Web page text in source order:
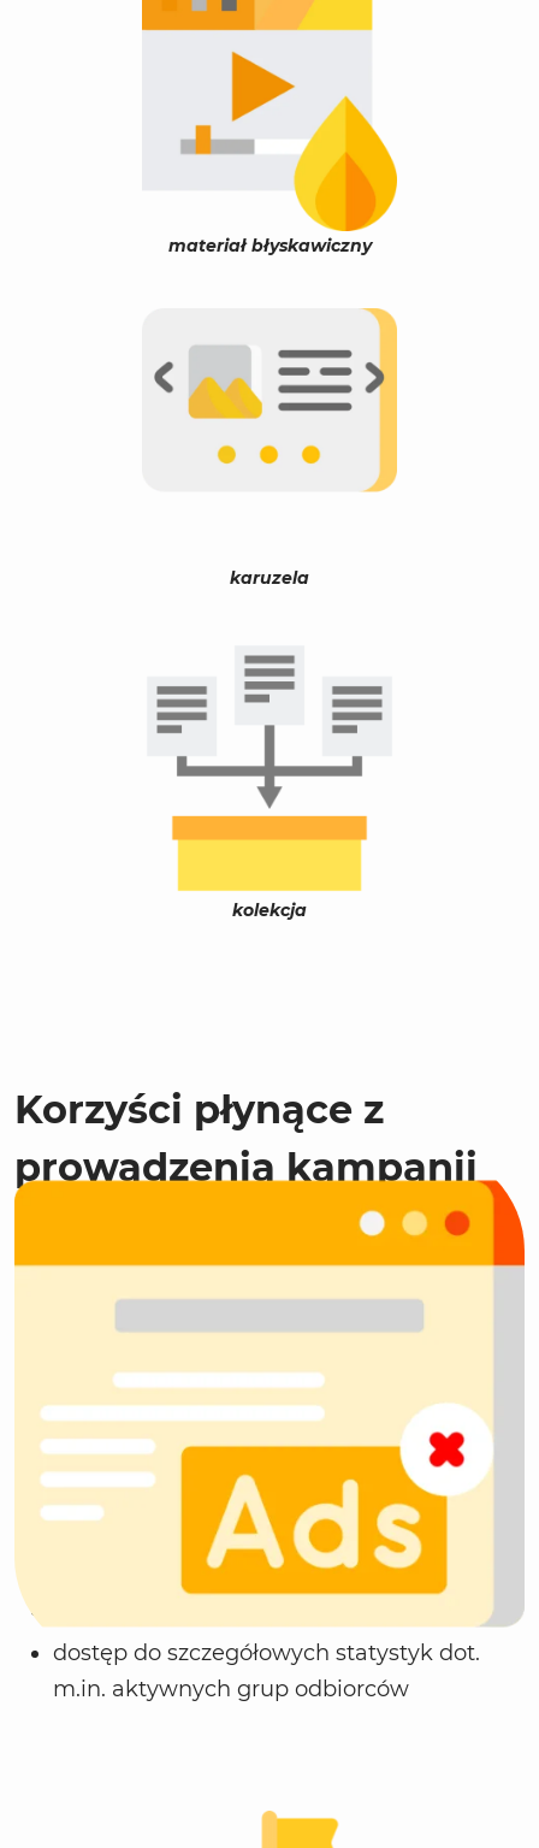
materiał błyskawiczny
karuzela
kolekcja
Korzyści płynące z
prowadzenia kampanii
Facebooku:
celów (biznesowych i marketingowych)
wzmocnienie wizerunku marki
zwiększenie rozpoznawalności marki
budowanie zaangażowanej społeczności
zwiększenie ruchu na stronie
dostęp do szczegółowych statystyk dot.
m.in. aktywnych grup odbiorców